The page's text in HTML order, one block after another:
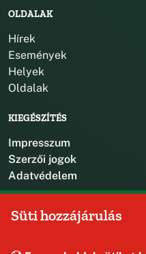
OLDALAK
Hírek
Események
Helyek
Oldalak
KIEGÉSZÍTÉS
Impresszum
Szerzői jogok
Adatvédelem
Süti hozzájárulás